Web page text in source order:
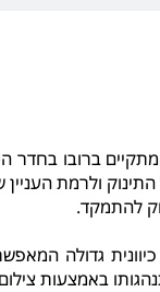
ברובו
להתמקד.
גדולה
באמצעות צילום